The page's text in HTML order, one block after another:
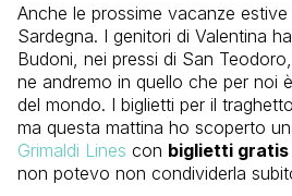
Anche le prossime vacanze
Sardegna. I genitori di Valentina
Budoni, nei pressi di San
ne andremo in quello che per noi
del mondo. I biglietti per il
ma questa mattina ho scoperto
Grimaldi Lines con biglietti gratis
non potevo non condividerla